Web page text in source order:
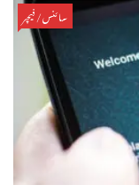
سائنس/فیچر